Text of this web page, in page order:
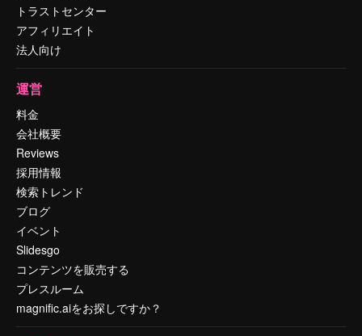
トラストセンター
アフィリエイト
法人向け
運営
料金
会社概要
Reviews
採用情報
検索トレンド
ブログ
イベント
Slidesgo
コンテンツを販売する
プレスルーム
magnific.aiをお探しですか？